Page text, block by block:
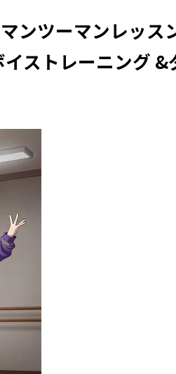
ンツーマンレッス
ストレーニング &